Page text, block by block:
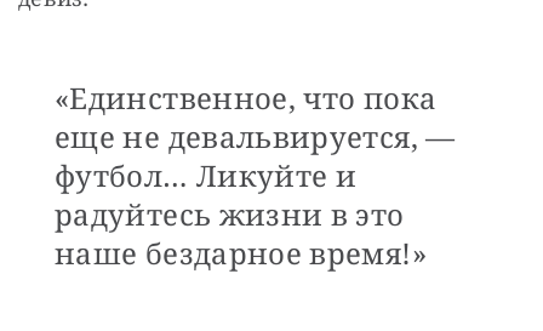
«Единственное, что пока
еще не девальвируется, —
футбол… Ликуйте и
радуйтесь жизни в это
наше бездарное время!»